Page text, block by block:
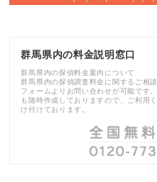
群馬県内の料金説明窓口
群馬県内の探偵料金案内について
群馬県内の探偵調査料金に関するご相
フォームよりお問い合わせが可能です
も随時作成しておりますので、ご利用
け付けております。